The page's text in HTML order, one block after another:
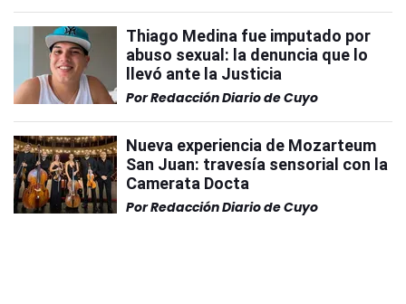
Thiago Medina fue imputado por
abuso sexual: la denuncia que lo
llevó ante la Justicia
PorRedacción Diario de Cuyo
Nueva experiencia de Mozarteum
San Juan: travesía sensorial con la
Camerata Docta
PorRedacción Diario de Cuyo